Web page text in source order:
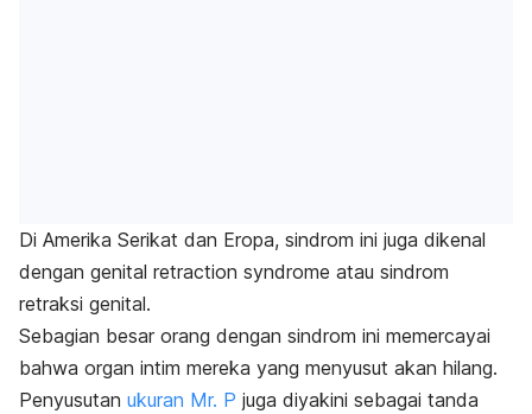
Di Amerika Serikat dan Eropa, sindrom ini juga dikenal
dengan genital retraction syndrome atau sindrom
retraksi genital.
Sebagian besar orang dengan sindrom ini memercayai
bahwa organ intim mereka yang menyusut akan hilang.
Penyusutan ukuran Mr. P juga diyakini sebagai tanda